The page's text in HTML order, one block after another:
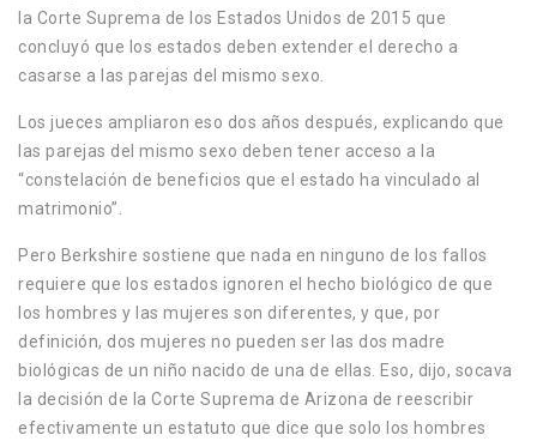
la Corte Suprema de los Estados Unidos de 2015 que
concluyó que los estados deben extender el derecho a
casarse a las parejas del mismo sexo.
Los jueces ampliaron eso dos años después, explicando que
las parejas del mismo sexo deben tener acceso a la
“constelación de beneficios que el estado ha vinculado al
matrimonio”.
Pero Berkshire sostiene que nada en ninguno de los fallos
requiere que los estados ignoren el hecho biológico de que
los hombres y las mujeres son diferentes, y que, por
definición, dos mujeres no pueden ser las dos madre
biológicas de un niño nacido de una de ellas. Eso, dijo, socava
la decisión de la Corte Suprema de Arizona de reescribir
efectivamente un estatuto que dice que solo los hombres